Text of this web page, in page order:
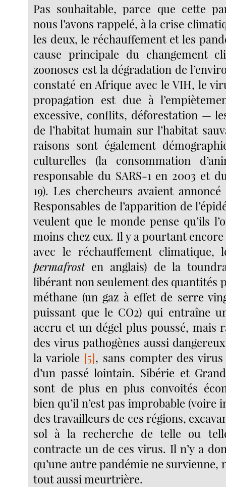
Pas souhaitable, parce que cette
nous l’avons rappelé, à la crise
les deux, le réchauffement et les
cause principale du changement
zoonoses est la dégradation de
constaté en Afrique avec le VIH, le
propagation est due à
excessive, conflits, déforestation —
de l’habitat humain sur l’habitat
raisons sont également
culturelles (la consommation
responsable du SARS-1 en 2003 et
19). Les chercheurs avaient
Responsables de l’apparition de
veulent que le monde pense qu’ils
moins chez eux. Il y a pourtant
avec le réchauffement climatique,
permafrosten anglais) de la
libérant non seulement des quantités
méthane (un gaz à effet de serre
puissant que le CO2) qui entraîne
accru et un dégel plus poussé, mais
des virus pathogènes aussi
la variole [5], sans compter des
d’un passé lointain. Sibérie et
sont de plus en plus convoités
bien qu’il n’est pas improbable (voire
des travailleurs de ces régions,
sol à la recherche de telle ou
contracte un de ces virus. Il n’y a
qu’une autre pandémie ne survienne,
tout aussi meurtrière.